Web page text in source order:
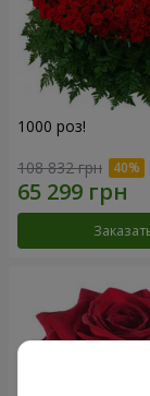
1000 роз!
108 832 грн